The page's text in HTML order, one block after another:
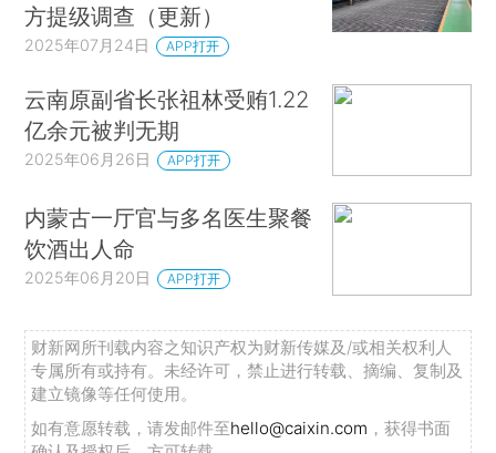
方提级调查（更新）
2025年07月24日 APP打开
云南原副省长张祖林受贿1.22
亿余元被判无期
2025年06月26日 APP打开
内蒙古一厅官与多名医生聚餐
饮酒出人命
2025年06月20日 APP打开
财新网所刊载内容之知识产权为财新传媒及/或相关权利人
专属所有或持有。未经许可，禁止进行转载、摘编、复制及
建立镜像等任何使用。
如有意愿转载，请发邮件至hello@caixin.com ，获得书面